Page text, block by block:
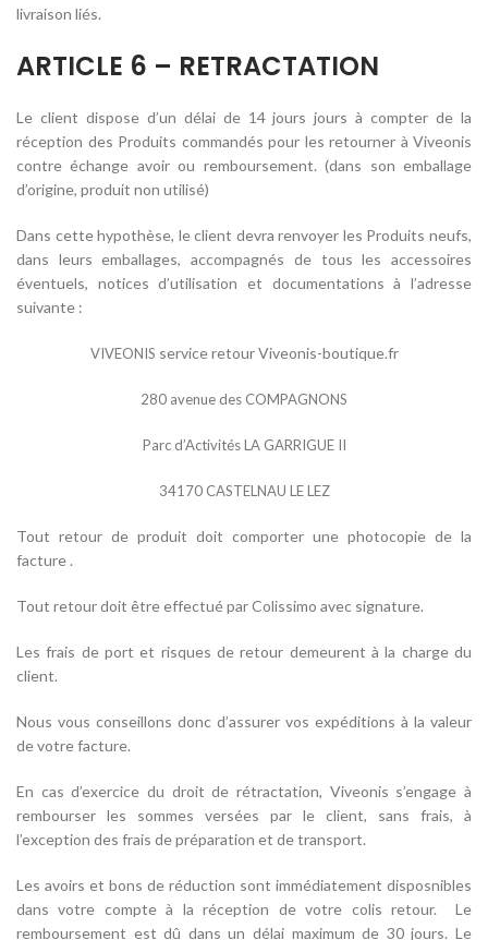
livraison liés.
ARTICLE 6 – RETRACTATION
Le client dispose d’un délai de 14 jours jours à compter de la
réception des Produits commandés pour les retourner à Viveonis
contre échange avoir ou remboursement. (dans son emballage
d’origine, produit non utilisé)
Dans cette hypothèse, le client devra renvoyer les Produits neufs,
dans leurs emballages, accompagnés de tous les accessoires
éventuels, notices d’utilisation et documentations à l’adresse
suivante :
VIVEONIS service retour Viveonis-boutique.fr
280 avenue des COMPAGNONS
Parc d’Activités LA GARRIGUE II
34170 CASTELNAU LE LEZ
Tout retour de produit doit comporter une photocopie de la
facture .
Tout retour doit être effectué par Colissimo avec signature.
Les frais de port et risques de retour demeurent à la charge du
client.
Nous vous conseillons donc d’assurer vos expéditions à la valeur
de votre facture.
En cas d’exercice du droit de rétractation, Viveonis s’engage à
rembourser les sommes versées par le client, sans frais, à
l’exception des frais de préparation et de transport.
Les avoirs et bons de réduction sont immédiatement disposnibles
dans votre compte à la réception de votre colis retour. Le
remboursement est dû dans un délai maximum de 30 jours. Le